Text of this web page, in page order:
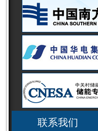
联系我们